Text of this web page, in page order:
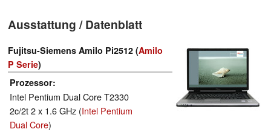
Ausstattung / Datenblatt
Fujitsu-Siemens Amilo Pi2512 (Amilo
P Serie)
Prozessor
Intel Pentium Dual Core T2330
2c/2t 2 x 1.6 GHz (Intel Pentium
Dual Core)